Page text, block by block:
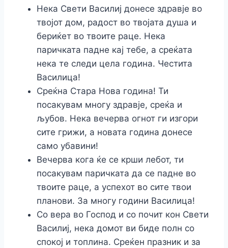
Нека Свети Василиј донесе здравје во
твојот дом, радост во твојата душа и
бериќет во твоите раце. Нека
паричката падне кај тебе, а среќата
нека те следи цела година. Честита
Василица!
Среќна Стара Нова година! Ти
посакувам многу здравје, среќа и
љубов. Нека вечерва огнот ги изгори
сите грижи, а новата година донесе
само убавини!
Вечерва кога ќе се крши лебот, ти
посакувам паричката да се падне во
твоите раце, а успехот во сите твои
планови. За многу години Василица!
Со вера во Господ и со почит кон Свети
Василиј, нека домот ви биде полн со
спокој и топлина. Среќен празник и за